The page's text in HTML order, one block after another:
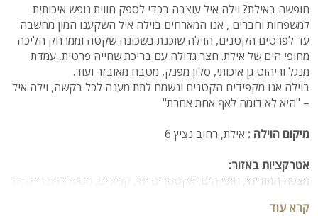
חופשה באילת? וילה איל עוצבה בכדי לספק חווית נופש איכותית
למשפחות וחברים , אנו המארחים בוילה איל השקענו המון מחשבה
עד לפרטים הקטנים, הוילה שוכנת בשכונה שקטה וממרחק הליכה
מחופי הים של אילת. חצר גדולה עם בריכת שחייה פרטית, עמדת
מנגל וריהוט גן איכותי, סלון מפנק, מטבח מאובזר ועוד.
בוילה אנו מקפידים הקטנים ונשמח לתת מענה לכל בקשה, וילה איל
– "היא לא דומה לאף אחת אחרת"
מיקום הוילה : אילת, רחוב נציץ 6
אטרקציות באזור:
מצפה התת ימי, חופי הים, אקסטרים ימי, קניונים, מסעדות ובתי קפה
מספר חדרים:
קרא עוד